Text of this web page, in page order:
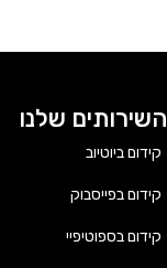
השירותים שלנו
קידום ביוטיוב
קידום בפייסבוק
קידום בספוטיפיי